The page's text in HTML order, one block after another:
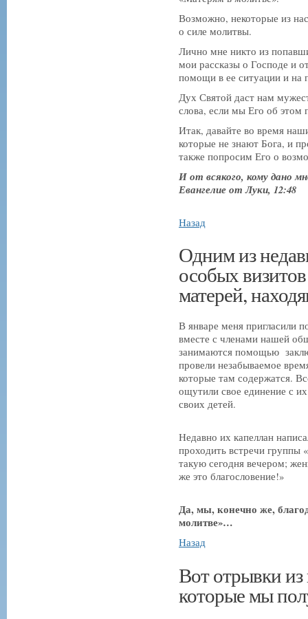
Возможно, некоторые из
о силе молитвы.
Лично мне никто из
мои рассказы о Господе и
помощи в ее ситуации и на
Дух Святой даст нам
слова, если мы Его об этом
Итак, давайте во время
которые не знают Бога, и
также попросим Его о
И от всякого, кому дано
Евангелиеот Луки, 12:48
Назад
Одним из
особых
матерей,
В январе меня пригласили
вместе с членами нашей
занимаются помощью
провели незабываемое
которые там содержатся.
ощутили свое единение с
своих детей.
Недавно их капеллан
проходить встречи группы
такую сегодня вечером;
же это благословение!»
Да, мы, конечно же,
молитве»…
Назад
Вот отрывки
которые мы